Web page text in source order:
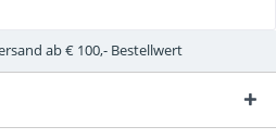
ab € 100,- Bestellwert